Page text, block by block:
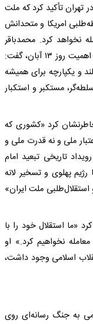
در تهران تأکید کرد که ملت
امریکا و متحدانش
نخواهد کرد. محمدباقر
قالیباف، رئیس مجلس شورای اسلامی با تأکید بر اهمیت روز ۱۳ آبان، گفت:
و یکپارچه برای همیشه
مستکبر و استکبار
کرد «کشوری که
ملی و نه قدرت ملی و
تاریخی تبعید امام
پهلوی و تسخیر لانه
ملت ایران»
استقلال خود را با
نخواهیم کرد.» او
اسلامی وجود داشت،
به جنگ رسانه‌ای روی